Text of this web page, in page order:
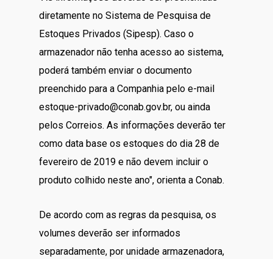
diretamente no Sistema de Pesquisa de
Estoques Privados (Sipesp). Caso o
armazenador não tenha acesso ao sistema,
poderá também enviar o documento
preenchido para a Companhia pelo e-mail
estoque-privado@conab.gov.br, ou ainda
pelos Correios. As informações deverão ter
como data base os estoques do dia 28 de
fevereiro de 2019 e não devem incluir o
produto colhido neste ano", orienta a Conab.
De acordo com as regras da pesquisa, os
volumes deverão ser informados
separadamente, por unidade armazenadora,